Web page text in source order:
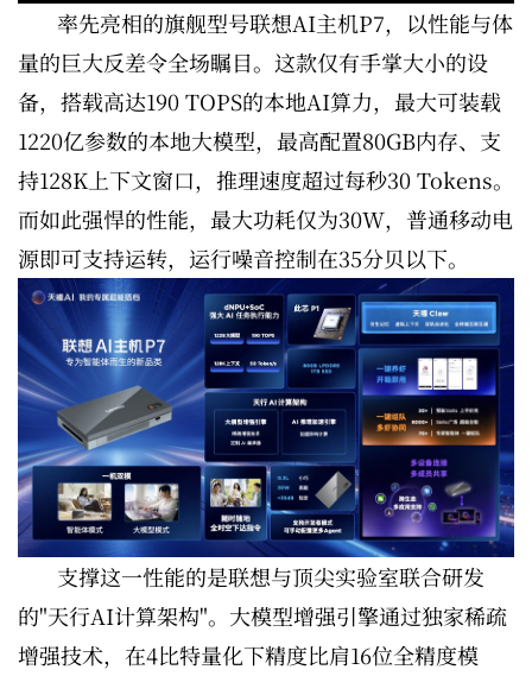
率先亮相的旗舰型号联想AI主机P7，以性能与体
量的巨大反差令全场瞩目。这款仅有手掌大小的设
备，搭载高达190 TOPS的本地AI算力，最大可装载
1220亿参数的本地大模型，最高配置80GB内存、支
持128K上下文窗口，推理速度超过每秒30 Tokens。
而如此强悍的性能，最大功耗仅为30W，普通移动电
源即可支持运转，运行噪音控制在35分贝以下。
支撑这一性能的是联想与顶尖实验室联合研发
的"天行AI计算架构"。大模型增强引擎通过独家稀疏
增强技术，在4比特量化下精度比肩16位全精度模